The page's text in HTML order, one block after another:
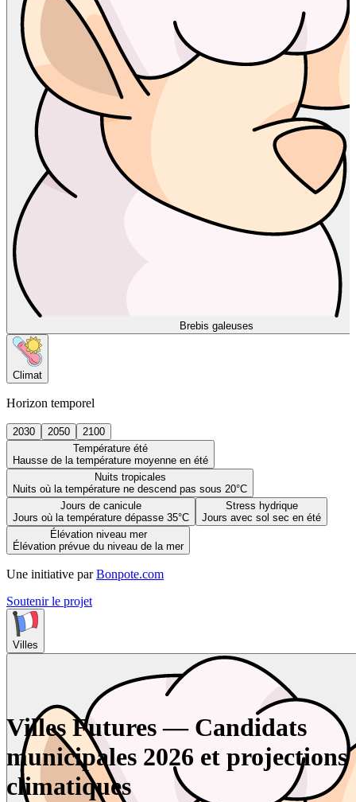
Brebis galeuses
Climat
Horizon temporel
2030 2050
2100
Température été
Hausse de la température moyenne en été
Nuits tropicales
Nuits où la température ne descend pas sous 20°C
Jours de canicule
Jours où la température dépasse 35°C
Stress hydrique
Jours avec sol sec en été
Élévation niveau mer
Élévation prévue du niveau de la mer
Une initiative par Bonpote.com
Soutenir le projet
Villes
Villes Futures — Candidats
municipales 2026 et projections
climatiques